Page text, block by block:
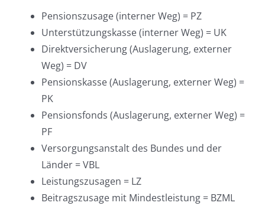
Pensionszusage (interner Weg) = PZ
Unterstützungskasse (interner Weg) = UK
Direktversicherung (Auslagerung, externer
Weg) = DV
Pensionskasse (Auslagerung, externer Weg) =
PK
Pensionsfonds (Auslagerung, externer Weg) =
PF
Versorgungsanstalt des Bundes und der
Länder = VBL
Leistungszusagen = LZ
Beitragszusage mit Mindestleistung = BZML